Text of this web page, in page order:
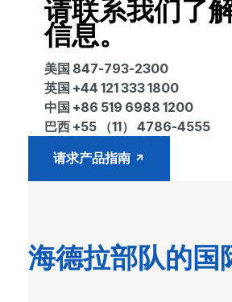
请联系我们了
信息。
美国 847-793-2300
英国 +44 121 333 1800
中国 +86 519 6988 1200
巴西 +55 （11） 4786-4555
请求产品指南
海德拉部队的国